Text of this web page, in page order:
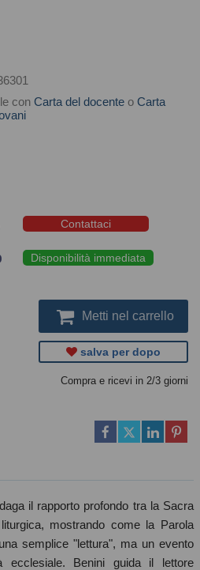
con Carta del docente o Carta
Contattaci
Disponibilità immediata
Metti nel carrello
salva per dopo
Compra e ricevi in 2/3 giorni
il rapporto profondo tra la Sacra
mostrando come la Parola
semplice "lettura", ma un evento
ecclesiale. Benini guida il lettore